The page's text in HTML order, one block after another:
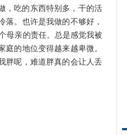
吃的东西特别多，干的活
落。也许是我做的不够好，
母亲的责任。总是感觉我被
的地位变得越来越卑微。
胖呢，难道胖真的会让人丢